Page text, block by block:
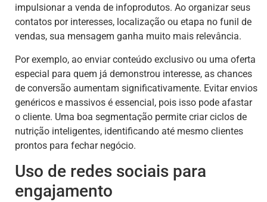
impulsionar a venda de infoprodutos. Ao organizar seus
contatos por interesses, localização ou etapa no funil de
vendas, sua mensagem ganha muito mais relevância.
Por exemplo, ao enviar conteúdo exclusivo ou uma oferta
especial para quem já demonstrou interesse, as chances
de conversão aumentam significativamente. Evitar envios
genéricos e massivos é essencial, pois isso pode afastar
o cliente. Uma boa segmentação permite criar ciclos de
nutrição inteligentes, identificando até mesmo clientes
prontos para fechar negócio.
Uso de redes sociais para
engajamento